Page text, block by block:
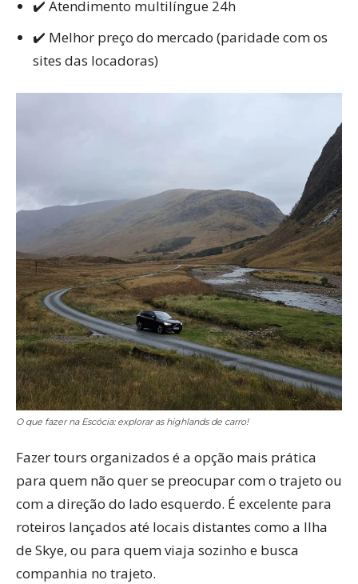
✔️ Atendimento multilíngue 24h
✔️ Melhor preço do mercado (paridade com os
sites das locadoras)
O que fazer na Escócia: explorar as highlands de carro!
Fazer tours organizados é a opção mais prática
para quem não quer se preocupar com o trajeto ou
com a direção do lado esquerdo. É excelente para
roteiros lançados até locais distantes como a Ilha
de Skye, ou para quem viaja sozinho e busca
companhia no trajeto.